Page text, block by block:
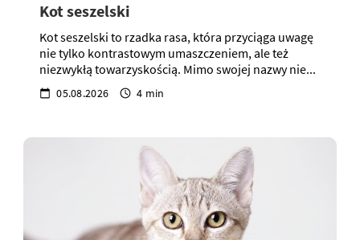
Kot seszelski
Kot seszelski to rzadka rasa, która przyciąga uwagę
nie tylko kontrastowym umaszczeniem, ale też
niezwykłą towarzyskością. Mimo swojej nazwy nie...
05.08.2026 4 min